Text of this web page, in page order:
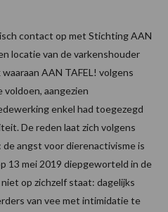
contact op met Stichting AAN
locatie van de varkenshouder
AAN TAFEL! volgens
aangezien
enkel had toegezegd
De reden laat zich volgens
angst voor dierenactivisme is
13 mei 2019 diepgeworteld in de
op zichzelf staat: dagelijks
van vee met intimidatie te